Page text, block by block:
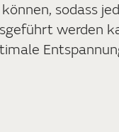
sodass
werden